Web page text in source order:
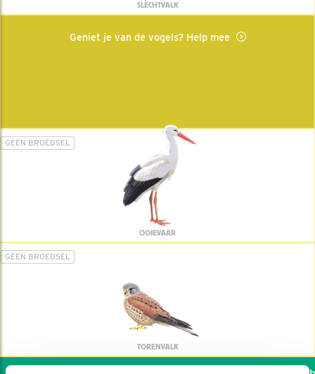
SLECHTVALK
Geniet je van de vogels? Help mee
GEEN BROEDSEL
OOIEVAAR
GEEN BROEDSEL
TORENVALK